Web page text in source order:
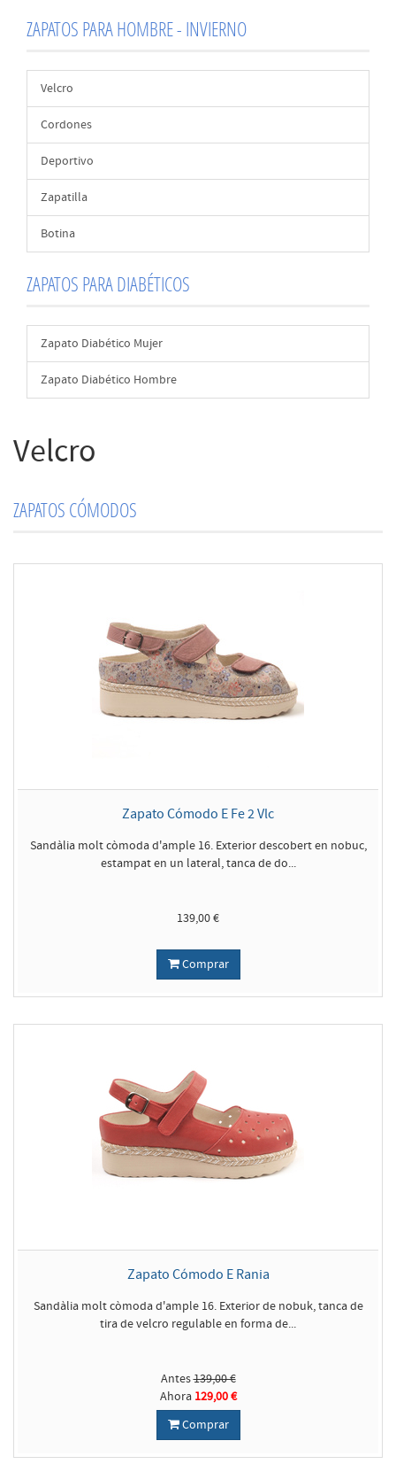
ZAPATOS PARA HOMBRE - INVIERNO
Velcro
Cordones
Deportivo
Zapatilla
Botina
ZAPATOS PARA DIABÉTICOS
Zapato Diabético Mujer
Zapato Diabético Hombre
Velcro
ZAPATOS CÓMODOS
Zapato Cómodo E Fe 2 Vlc
Sandàlia molt còmoda d'ample 16. Exterior descobert en nobuc,
estampat en un lateral, tanca de do...
139,00 €
Comprar
Zapato Cómodo E Rania
Sandàlia molt còmoda d'ample 16. Exterior de nobuk, tanca de
tira de velcro regulable en forma de...
Antes139,00 €
Ahora 129,00 €
Comprar